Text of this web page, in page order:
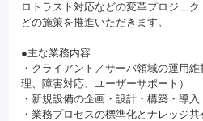
ロトラスト対応などの変革プロジェ
どの施策を推進いただきます。
●主な業務内容
・クライアント／サーバ領域の運用
理、障害対応、ユーザーサポート）
・新規設備の企画・設計・構築・導入
・業務プロセスの標準化とナレッジ共